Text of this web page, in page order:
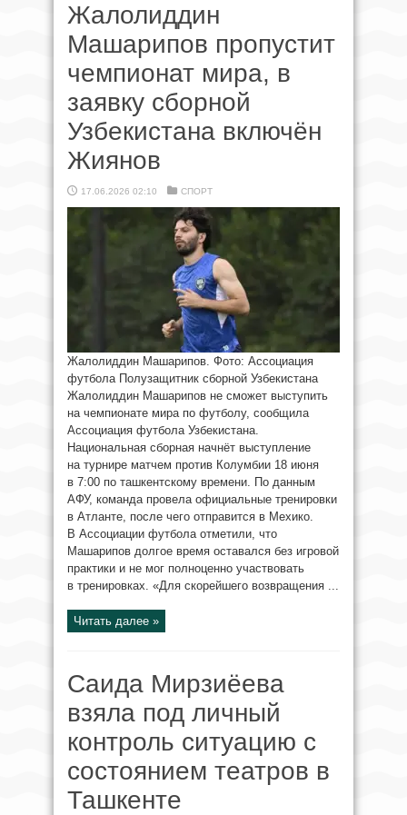
Жалолиддин
Машарипов пропустит
чемпионат мира, в
заявку сборной
Узбекистана включён
Жиянов
17.06.2026 02:10 СПОРТ
Жалолиддин Машарипов. Фото: Ассоциация
футбола Полузащитник сборной Узбекистана
Жалолиддин Машарипов не сможет выступить
на чемпионате мира по футболу, сообщила
Ассоциация футбола Узбекистана.
Национальная сборная начнёт выступление
на турнире матчем против Колумбии 18 июня
в 7:00 по ташкентскому времени. По данным
АФУ, команда провела официальные тренировки
в Атланте, после чего отправится в Мехико.
В Ассоциации футбола отметили, что
Машарипов долгое время оставался без игровой
практики и не мог полноценно участвовать
в тренировках. «Для скорейшего возвращения ...
Читать далее »
Саида Мирзиёева
взяла под личный
контроль ситуацию с
состоянием театров в
Ташкенте